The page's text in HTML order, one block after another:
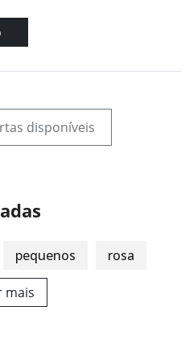
disponíveis
pequenos rosa
mais